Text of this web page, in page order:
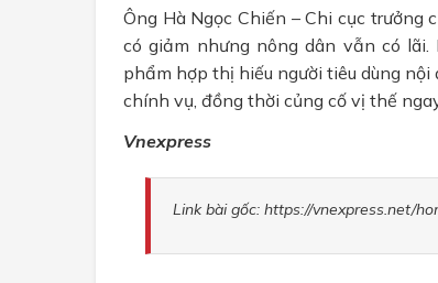
Ông Hà Ngọc Chiến – Chi cục
có giảm nhưng nông dân vẫn có lãi.
phẩm hợp thị hiếu người tiêu dùng
chính vụ, đồng thời củng cố vị thế
Vnexpress
Link bài gốc: https://vnexpress.net/